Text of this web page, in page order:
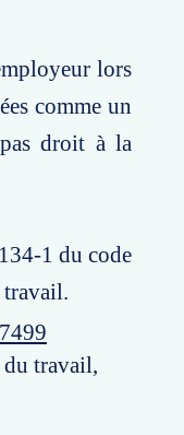
lors
comme un
droit à la
1 du code
travail,